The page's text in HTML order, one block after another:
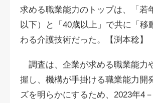
求める職業能力のトップは、「若
以下）と「40歳以上」で共に「移
わる介護技術だった。【渕本稔】
調査は、企業が求める職業能力
握し、機構が手掛ける職業能力開
ズを明らかにするため、2023年4